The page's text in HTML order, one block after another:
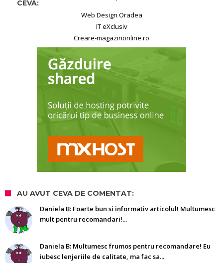
CEVA:
Web Design Oradea
IT eXclusiv
Creare-magazinonline.ro
AU AVUT CEVA DE COMENTAT:
Daniela B: Foarte bun si informativ articolul! Multumesc
mult pentru recomandari!...
Daniela B: Multumesc frumos pentru recomandare! Eu
iubesc lenjeriile de calitate, ma fac sa...